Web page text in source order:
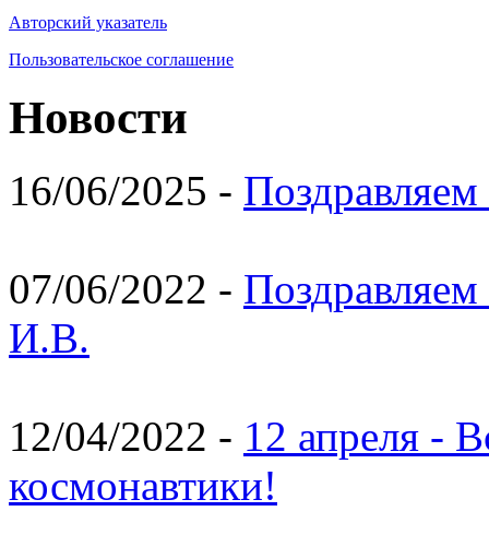
Авторский указатель
Пользовательское соглашение
Новости
16/06/2025 -
07/06/2022 -
И.В.
12/04/2022 - 12 апреля -
космонавтики!